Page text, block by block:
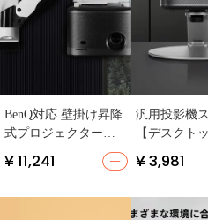
BenQ対応 壁掛け昇降
式プロジェクタース
タンド【気動式・吊
り下げアーム】
¥ 11,241
汎用投影機
【デスクト
家庭用・多
可能・ベッ
¥ 3,981